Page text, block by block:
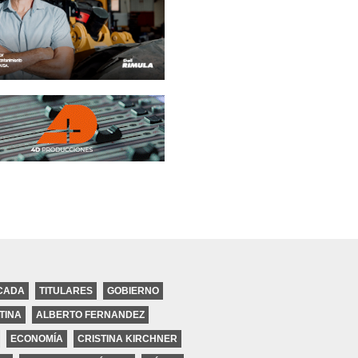
TITULARES GOBIERNO
ALBERTO FERNANDEZ
ECONOMÍA CRISTINA KIRCHNER